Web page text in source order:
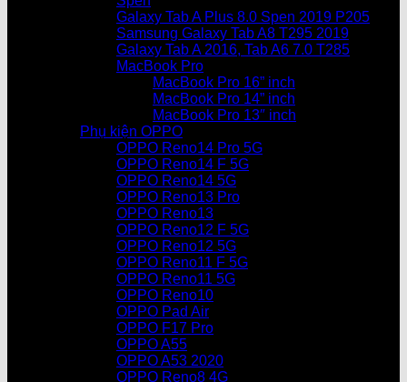
Galaxy Tab A Plus 8.0 Spen 2019 P205
Samsung Galaxy Tab A8 T295 2019
Galaxy Tab A 2016, Tab A6 7.0 T285
MacBook Pro
MacBook Pro 16” inch
MacBook Pro 14” inch
MacBook Pro 13″ inch
Phụ kiện OPPO
OPPO Reno14 Pro 5G
OPPO Reno14 F 5G
OPPO Reno14 5G
OPPO Reno13 Pro
OPPO Reno13
OPPO Reno12 F 5G
OPPO Reno12 5G
OPPO Reno11 F 5G
OPPO Reno11 5G
OPPO Reno10
OPPO Pad Air
OPPO F17 Pro
OPPO A55
OPPO A53 2020
OPPO Reno8 4G